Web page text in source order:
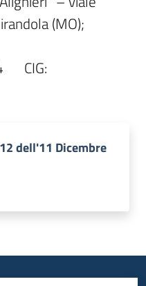
(MO);
CIG:
dell'11 Dicembre